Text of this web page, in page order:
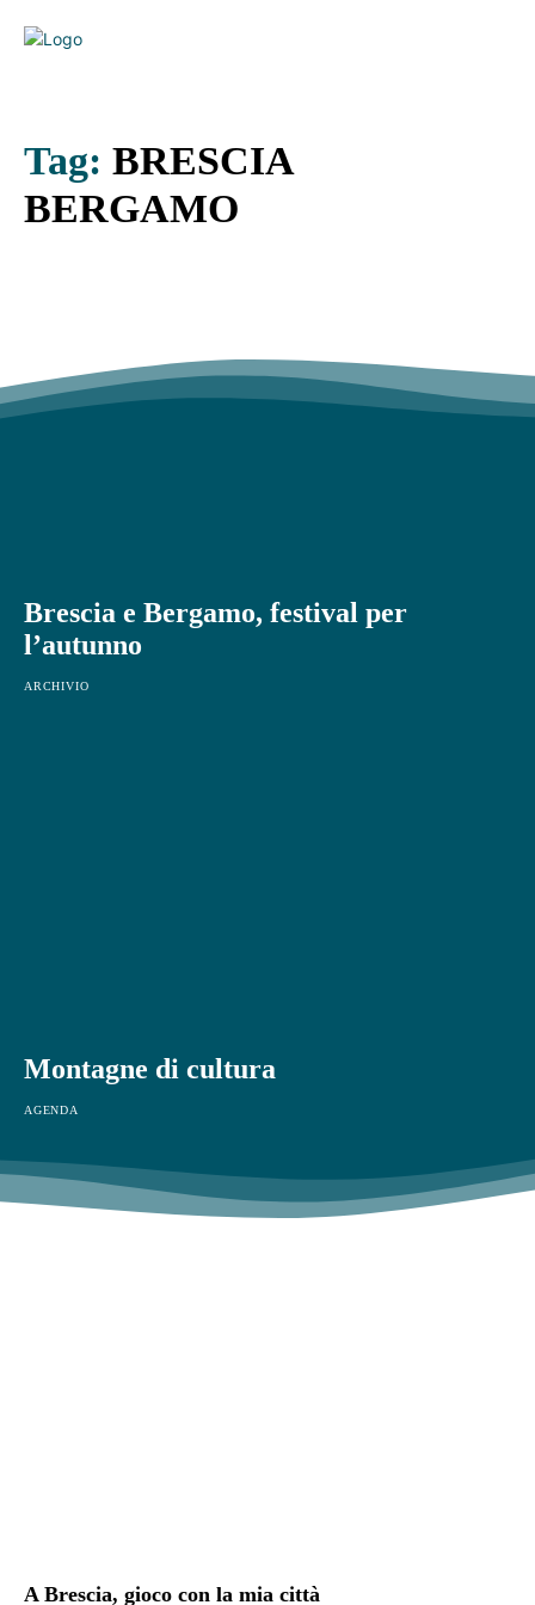
Tag: BRESCIA
BERGAMO
Brescia e Bergamo, festival per
l’autunno
ARCHIVIO
Montagne di cultura
AGENDA
A Brescia, gioco con la mia città